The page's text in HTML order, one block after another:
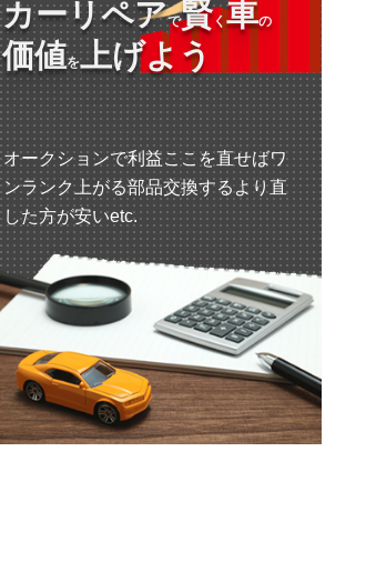
カーリペアで賢く 車の
価値を上げよう
オークションで利益ここを直せばワ
ンランク上がる部品交換するより直
した方が安いetc.